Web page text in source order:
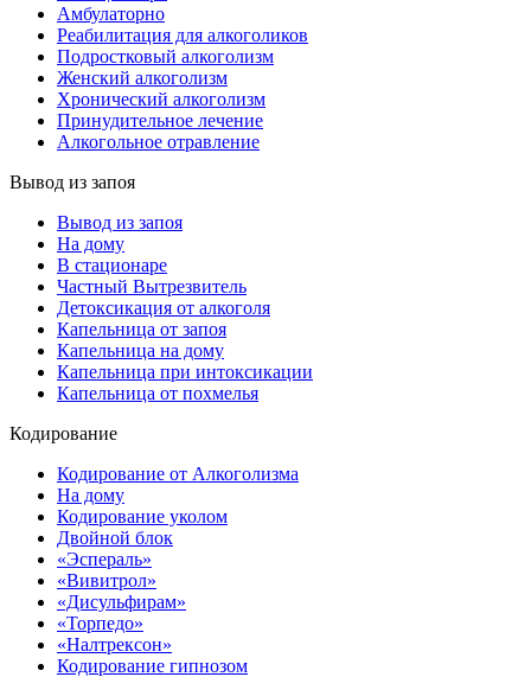
Амбулаторно
Реабилитация для алкоголиков
Подростковый алкоголизм
Женский алкоголизм
Хронический алкоголизм
Принудительное лечение
Алкогольное отравление
Вывод из запоя
Вывод из запоя
На дому
В стационаре
Частный Вытрезвитель
Детоксикация от алкоголя
Капельница от запоя
Капельница на дому
Капельница при интоксикации
Капельница от похмелья
Кодирование
Кодирование от Алкоголизма
На дому
Кодирование уколом
Двойной блок
«Эспераль»
«Вивитрол»
«Дисульфирам»
«Торпедо»
«Налтрексон»
Кодирование гипнозом